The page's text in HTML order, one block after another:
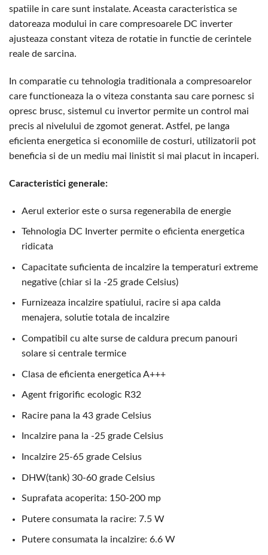
spatiile in care sunt instalate. Aceasta caracteristica se
datoreaza modului in care compresoarele DC inverter
ajusteaza constant viteza de rotatie in functie de cerintele
reale de sarcina.
In comparatie cu tehnologia traditionala a compresoarelor
care functioneaza la o viteza constanta sau care pornesc si
opresc brusc, sistemul cu invertor permite un control mai
precis al nivelului de zgomot generat. Astfel, pe langa
eficienta energetica si economiile de costuri, utilizatorii pot
beneficia si de un mediu mai linistit si mai placut in incaperi.
Caracteristici generale:
Aerul exterior este o sursa regenerabila de energie
Tehnologia DC Inverter permite o eficienta energetica
ridicata
Capacitate suficienta de incalzire la temperaturi extreme
negative (chiar si la -25 grade Celsius)
Furnizeaza incalzire spatiului, racire si apa calda
menajera, solutie totala de incalzire
Compatibil cu alte surse de caldura precum panouri
solare si centrale termice
Clasa de eficienta energetica A+++
Agent frigorific ecologic R32
Racire pana la 43 grade Celsius
Incalzire pana la -25 grade Celsius
Incalzire 25-65 grade Celsius
DHW(tank) 30-60 grade Celsius
Suprafata acoperita: 150-200 mp
Putere consumata la racire: 7.5 W
Putere consumata la incalzire: 6.6 W